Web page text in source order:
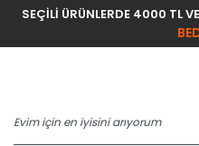
SEÇİLİ ÜRÜNLERDE 4000 TL